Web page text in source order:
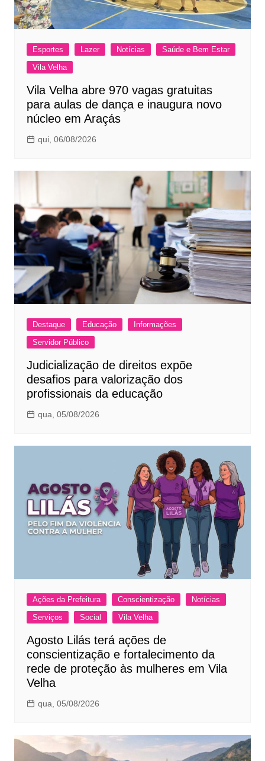
Esportes Lazer Notícias
Saúde e Bem Estar
Vila Velha
Vila Velha abre 970 vagas gratuitas
para aulas de dança e inaugura novo
núcleo em Araçás
qui, 06/08/2026
Destaque Educação
Informações
Servidor Público
Judicialização de direitos expõe
desafios para valorização dos
profissionais da educação
qua, 05/08/2026
Ações da Prefeitura Conscientização
Notícias
Serviços
Social Vila Velha
Agosto Lilás terá ações de
conscientização e fortalecimento da
rede de proteção às mulheres em Vila
Velha
qua, 05/08/2026